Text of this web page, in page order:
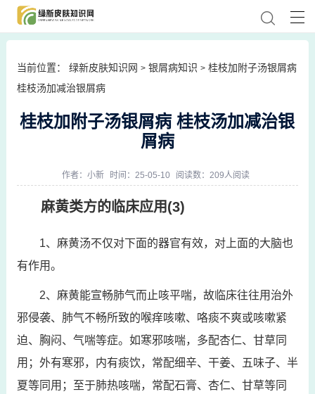
当前位置： 绿新皮肤知识网 > 银屑病知识 > 桂枝加附子汤银屑病
桂枝汤加减治银屑病
桂枝加附子汤银屑病 桂枝汤加减治银
屑病
作者： 小新 时间：25-05-10 阅读数：209人阅读
麻黄类方的临床应用(3)
1、麻黄汤不仅对下面的器官有效，对上面的大脑也
有作用。
2、麻黄能宣畅肺气而止咳平喘，故临床往往用治外
邪侵袭、肺气不畅所致的喉痒咳嗽、咯痰不爽或咳嗽紧
迫、胸闷、气喘等症。如寒邪咳喘，多配杏仁、甘草同
用；外有寒邪，内有痰饮，常配细辛、干姜、五味子、半
夏等同用；至于肺热咳喘，常配石膏、杏仁、甘草等同